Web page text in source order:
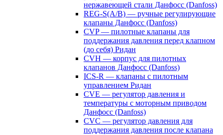
нержавеющей стали Данфосс (Danfoss)
REG-S(A/B) — ручные регулирующие
клапаны Данфосс (Danfoss)
CVP — пилотные клапаны для
поддержания давления перед клапном
(до себя) Ридан
CVH — корпус для пилотных
клапанов Данфосс (Danfoss)
ICS-R — клапаны с пилотным
управлением Ридан
CVE — регулятор давления и
температуры с моторным приводом
Данфосс (Danfoss)
CVС — регулятор давления для
поддержания давления после клапана